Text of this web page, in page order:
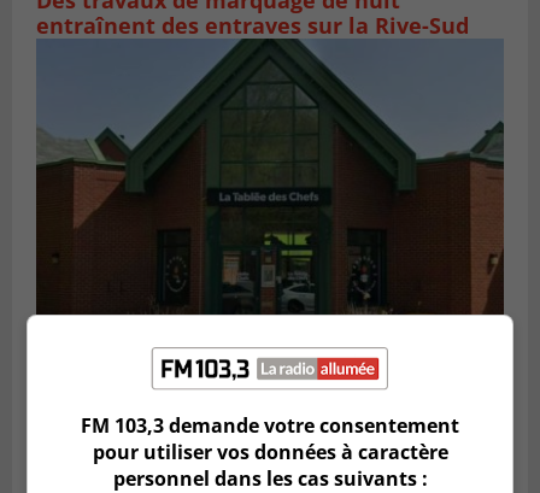
entraînent des entraves sur la Rive-Sud
VIEUX-LONGUEUIL
Publié le 28 juillet 2026 à 07h44
La Tablée des chefs obtient un appui
financier pour poursuivre sa mission
FM 103,3 demande votre consentement
pour utiliser vos données à caractère
personnel dans les cas suivants :